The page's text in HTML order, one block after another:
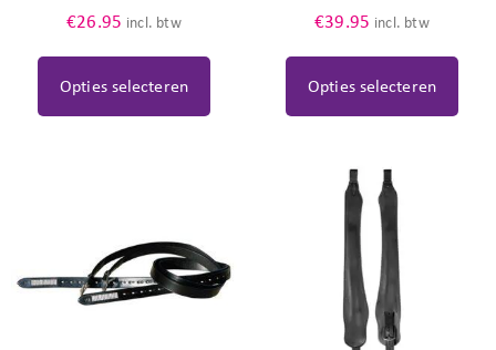
€26.95 incl. btw
Opties selecteren
€39.95 incl. btw
Opties selecteren